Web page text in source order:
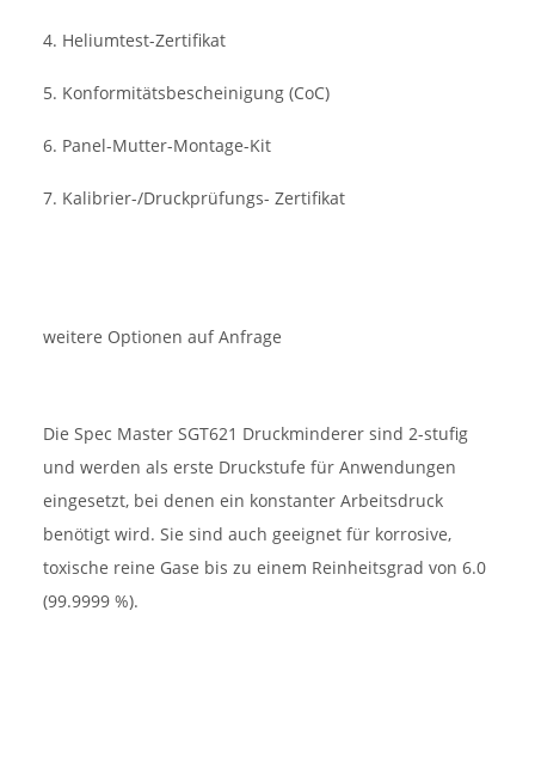
4. Heliumtest-Zertifikat
5. Konformitätsbescheinigung (CoC)
6. Panel-Mutter-Montage-Kit
7. Kalibrier-/Druckprüfungs- Zertifikat
weitere Optionen auf Anfrage
Die Spec Master SGT621 Druckminderer sind 2-stufig
und werden als erste Druckstufe für Anwendungen
eingesetzt, bei denen ein konstanter Arbeitsdruck
benötigt wird. Sie sind auch geeignet für korrosive,
toxische reine Gase bis zu einem Reinheitsgrad von 6.0
(99.9999 %).